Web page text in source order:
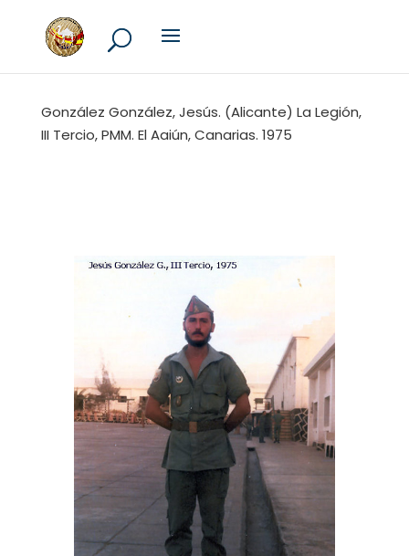
González González, Jesús. (Alicante) La Legión,
III Tercio, PMM. El Aaiún, Canarias. 1975